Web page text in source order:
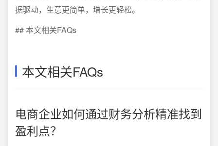
据驱动，生意更简单，增长更轻松。
## 本文相关FAQs
本文相关FAQs
电商企业如何通过财务分析精准找到
盈利点？